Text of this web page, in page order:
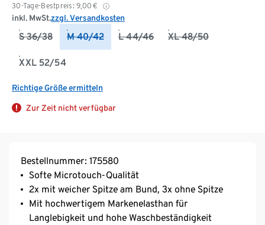
30-Tage-Bestpreis: 9,00 €
inkl. MwSt.zzgl. Versandkosten
S 36/38 M 40/42 L 44/46 XL 48/50
XXL 52/54
Richtige Größe ermitteln
Zur Zeit nicht verfügbar
Bestellnummer: 175580
Softe Microtouch-Qualität
2x mit weicher Spitze am Bund, 3x ohne Spitze
Mit hochwertigem Markenelasthan für
Langlebigkeit und hohe Waschbeständigkeit